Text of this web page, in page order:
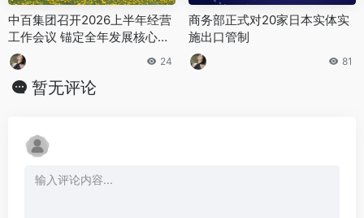
中百集团召开2026上半年经营
工作会议 锚定全年发展核心任
务
24
商务部正式对20家日本实体实
施出口管制
81
暂无评论